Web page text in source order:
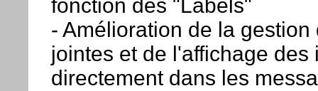
fonction des "Labels"
- Amélioration de la gestion
jointes et de l'affichage des
directement dans les